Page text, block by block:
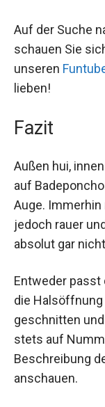
Auf der Suche
schauen Sie
unseren
lieben!
Fazit
Außen hui,
auf
Auge.
jedoch rauer
absolut gar
Entweder passt
die
geschnitten
stets auf
Beschreibung
anschauen.